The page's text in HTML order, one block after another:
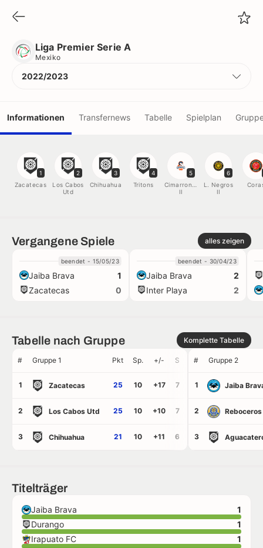
Liga Premier Serie A
Mexiko
2022/2023
Informationen Transfernews Tabelle Spielplan
Spieler
Titel
Rekorde
1
Zacatecas
2
Los Cabos
Utd
3
Chihuahua
4
Tritons
5
Cimarrones
II
6
L. Negros
II
Vergangene Spiele alles zeigen
beendet - 15/05/23
Jaiba Brava
1
Zacatecas
0
beendet - 30/04/23
Jaiba Brava
2
Inter Playa
2
Tabelle nach Gruppe Komplette Tabelle
# Gruppe 1 Pkt Sp. +/- S U N Tore
1 Zacatecas 25 10 +17 7 2 26 9
2 Los Cabos Utd 25 10 +10 7 1 15 5
3 Chihuahua 21 10 +11 6 17 6
# Gruppe 2
1 Jaiba
2 Reboceros
3
Titelträger
Jaiba Brava
1
Durango
1
Irapuato FC
1